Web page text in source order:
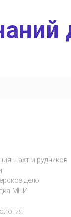
шахт и рудников
дело
МПИ